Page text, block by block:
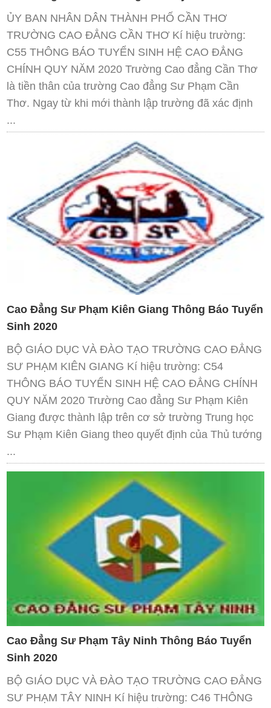
ỦY BAN NHÂN DÂN THÀNH PHỐ CẦN THƠ
TRƯỜNG CAO ĐẲNG CẦN THƠ Kí hiệu trường:
C55 THÔNG BÁO TUYỂN SINH HỆ CAO ĐẲNG
CHÍNH QUY NĂM 2020 Trường Cao đẳng Cần Thơ
là tiền thân của trường Cao đẳng Sư Phạm Cần
Thơ. Ngay từ khi mới thành lập trường đã xác định
...
Cao Đẳng Sư Phạm Kiên Giang Thông Báo Tuyển
Sinh 2020
BỘ GIÁO DỤC VÀ ĐÀO TẠO TRƯỜNG CAO ĐẲNG
SƯ PHẠM KIÊN GIANG Kí hiệu trường: C54
THÔNG BÁO TUYỂN SINH HỆ CAO ĐẲNG CHÍNH
QUY NĂM 2020 Trường Cao đẳng Sư Phạm Kiên
Giang được thành lập trên cơ sở trường Trung học
Sư Phạm Kiên Giang theo quyết định của Thủ tướng
...
Cao Đẳng Sư Phạm Tây Ninh Thông Báo Tuyển
Sinh 2020
BỘ GIÁO DỤC VÀ ĐÀO TẠO TRƯỜNG CAO ĐẲNG
SƯ PHẠM TÂY NINH Kí hiệu trường: C46 THÔNG